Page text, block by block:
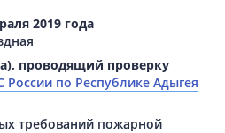
2019 года
проводящий проверку
по Республике Адыгея
требований пожарной